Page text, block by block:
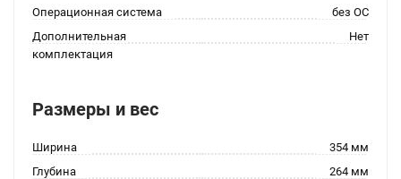
Операционная система
без ОС
Дополнительная
комплектация
Нет
Размеры и вес
Ширина
354 мм
Глубина
264 мм